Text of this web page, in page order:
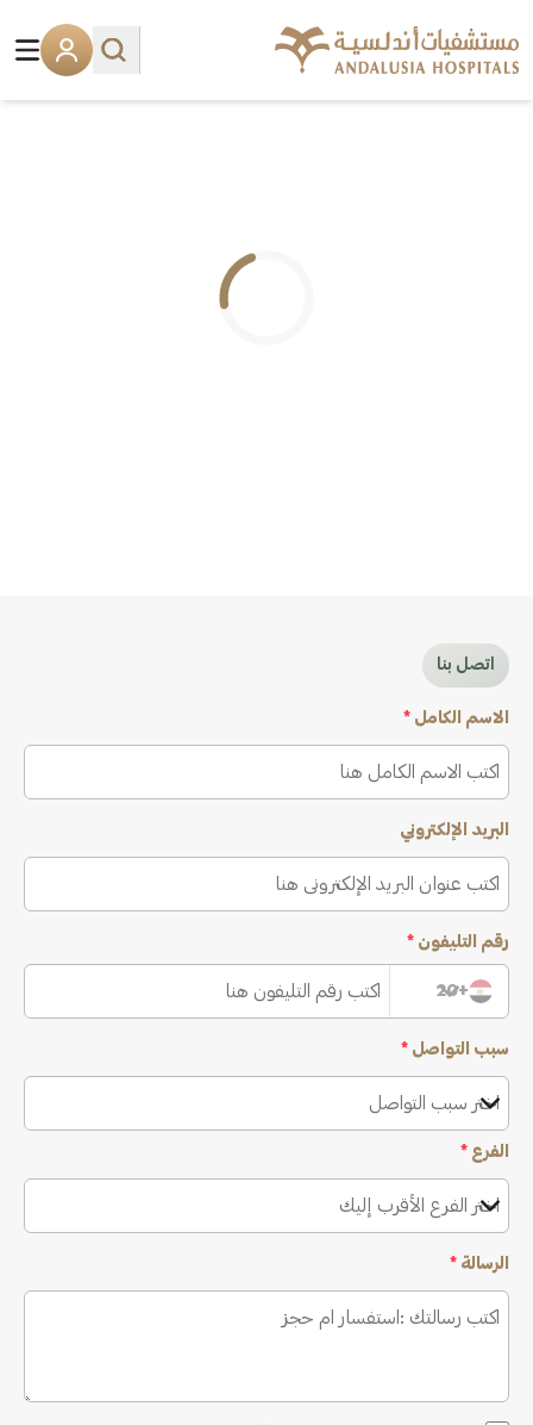
اتصل بنا
الاسم الكامل *
البريد الإلكتروني
رقم التليفون *
+20
سبب التواصل *
اختر سبب التواصل
الفرع *
اختر الفرع الأقرب إليك
الرسالة *